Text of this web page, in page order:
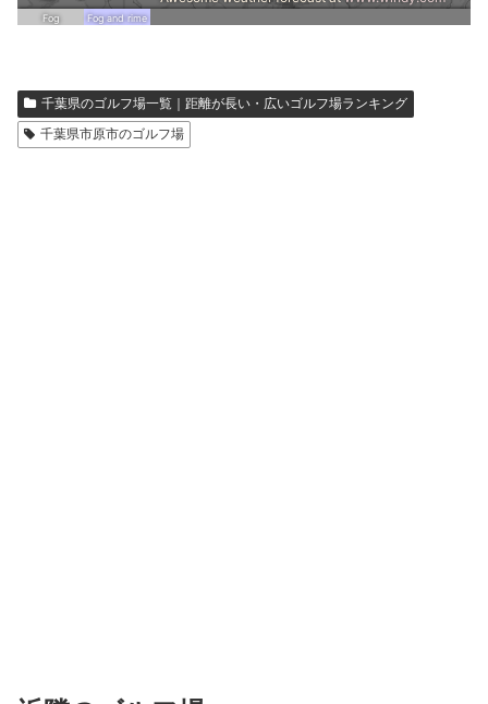
千葉県のゴルフ場一覧｜距離が長い・広いゴルフ場ランキング
千葉県市原市のゴルフ場